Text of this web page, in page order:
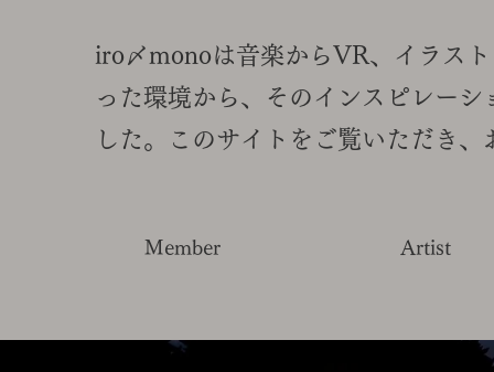
iro〆monoは音楽からVR、イラス
った環境から、そのインスピレー
した。このサイトをご覧いただき
Member Artist